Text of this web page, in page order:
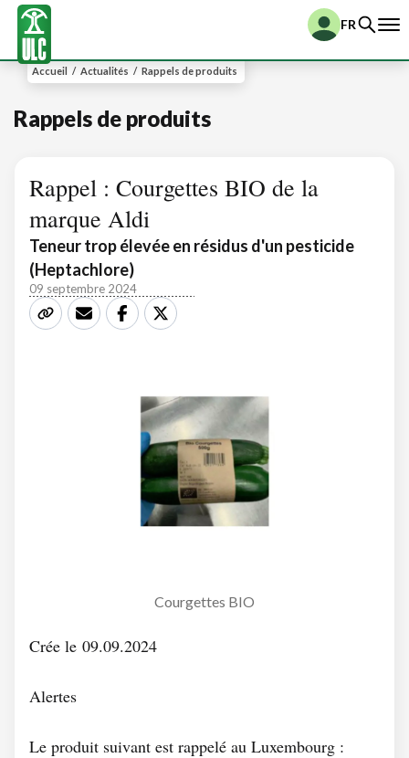
FR
Accueil / Actualités / Rappels de produits
Rappels de produits
Rappel : Courgettes BIO de la
marque Aldi
Teneur trop élevée en résidus d'un pesticide
(Heptachlore)
09 septembre 2024
Courgettes BIO
Crée le 09.09.2024
Alertes
Le produit suivant est rappelé au Luxembourg :